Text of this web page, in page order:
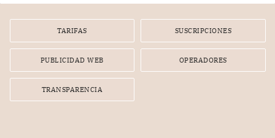
TARIFAS SUSCRIPCIONES
PUBLICIDAD WEB OPERADORES
TRANSPARENCIA